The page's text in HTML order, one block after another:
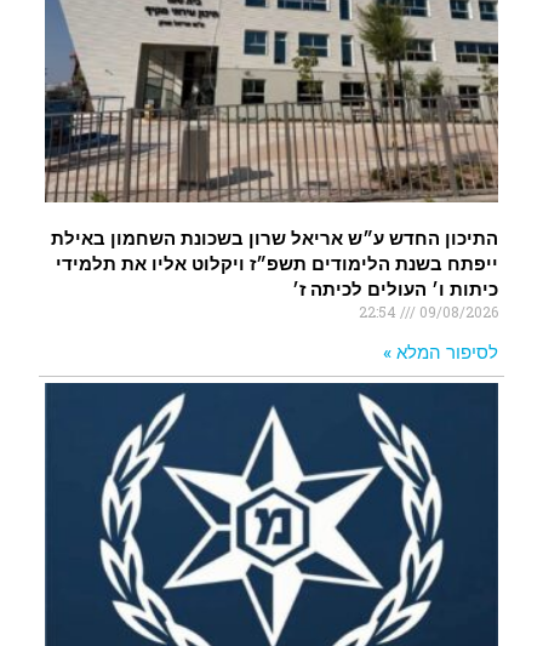
התיכון החדש ע״ש אריאל שרון בשכונת השחמון באילת
ייפתח בשנת הלימודים תשפ״ז ויקלוט אליו את תלמידי
כיתות ו׳ העולים לכיתה ז׳
09/08/2026
לסיפור המלא »